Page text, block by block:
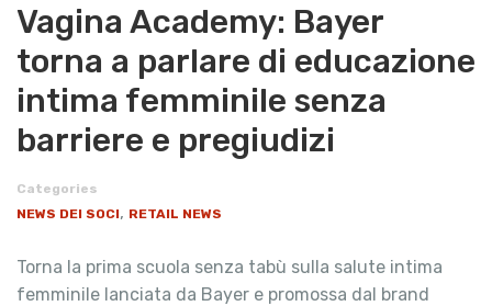
Vagina Academy: Bayer
torna a parlare di educazione
intima femminile senza
barriere e pregiudizi
Categories
NEWS DEI SOCI, RETAIL NEWS
Torna la prima scuola senza tabù sulla salute intima
femminile lanciata da Bayer e promossa dal brand